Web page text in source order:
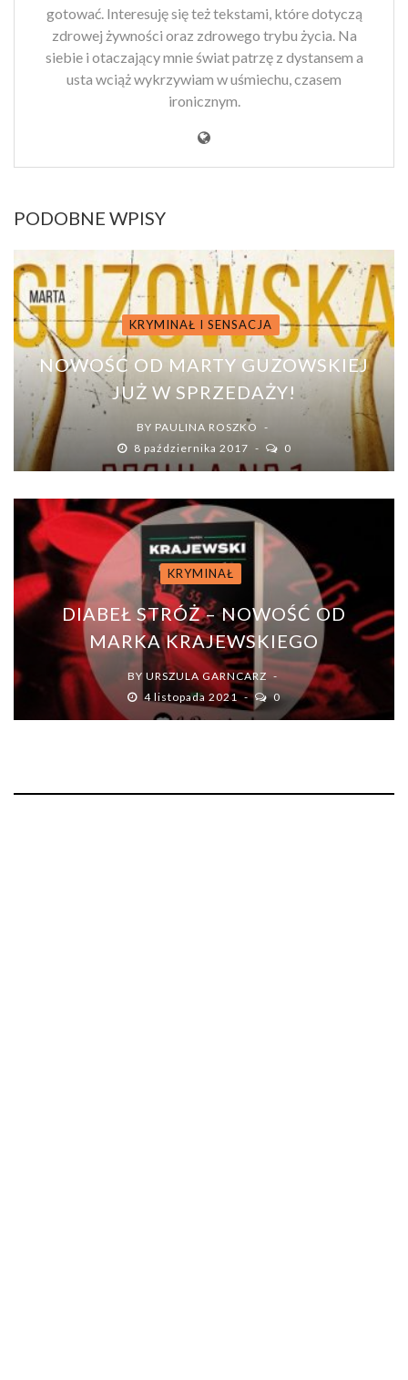
gotować. Interesuję się też tekstami, które dotyczą
zdrowej żywności oraz zdrowego trybu życia. Na
siebie i otaczający mnie świat patrzę z dystansem a
usta wciąż wykrzywiam w uśmiechu, czasem
ironicznym.
PODOBNE WPISY
KRYMINAŁ I SENSACJA
NOWOŚĆ OD MARTY GUZOWSKIEJ
JUŻ W SPRZEDAŻY!
BY PAULINA ROSZKO
8 października 2017
0
KRYMINAŁ
DIABEŁ STRÓŻ – NOWOŚĆ OD
MARKA KRAJEWSKIEGO
BY URSZULA GARNCARZ
4 listopada 2021
0